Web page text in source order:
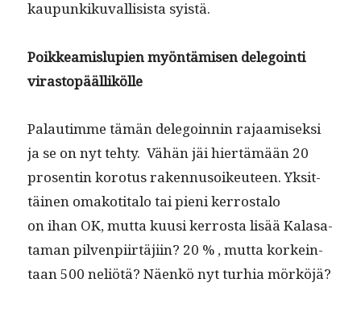
kaupunkiku­val­li­sista syistä.
Poikkeamis­lupi­en myön­tämisen dele­goin­ti
virastopäällikölle
Palau­timme tämän dele­goin­nin rajaamisek­si
ja se on nyt tehty. Vähän jäi hiertämään 20
pros­entin koro­tus raken­nu­soikeu­teen. Yksit­
täi­nen omakoti­ta­lo tai pieni ker­rosta­lo
on ihan OK, mut­ta kuusi ker­rosta lisää Kalasa­
ta­man pil­ven­pi­irtäji­in? 20 % , mut­ta korkein­
taan 500 neliötä? Näenkö nyt turhia mörköjä?